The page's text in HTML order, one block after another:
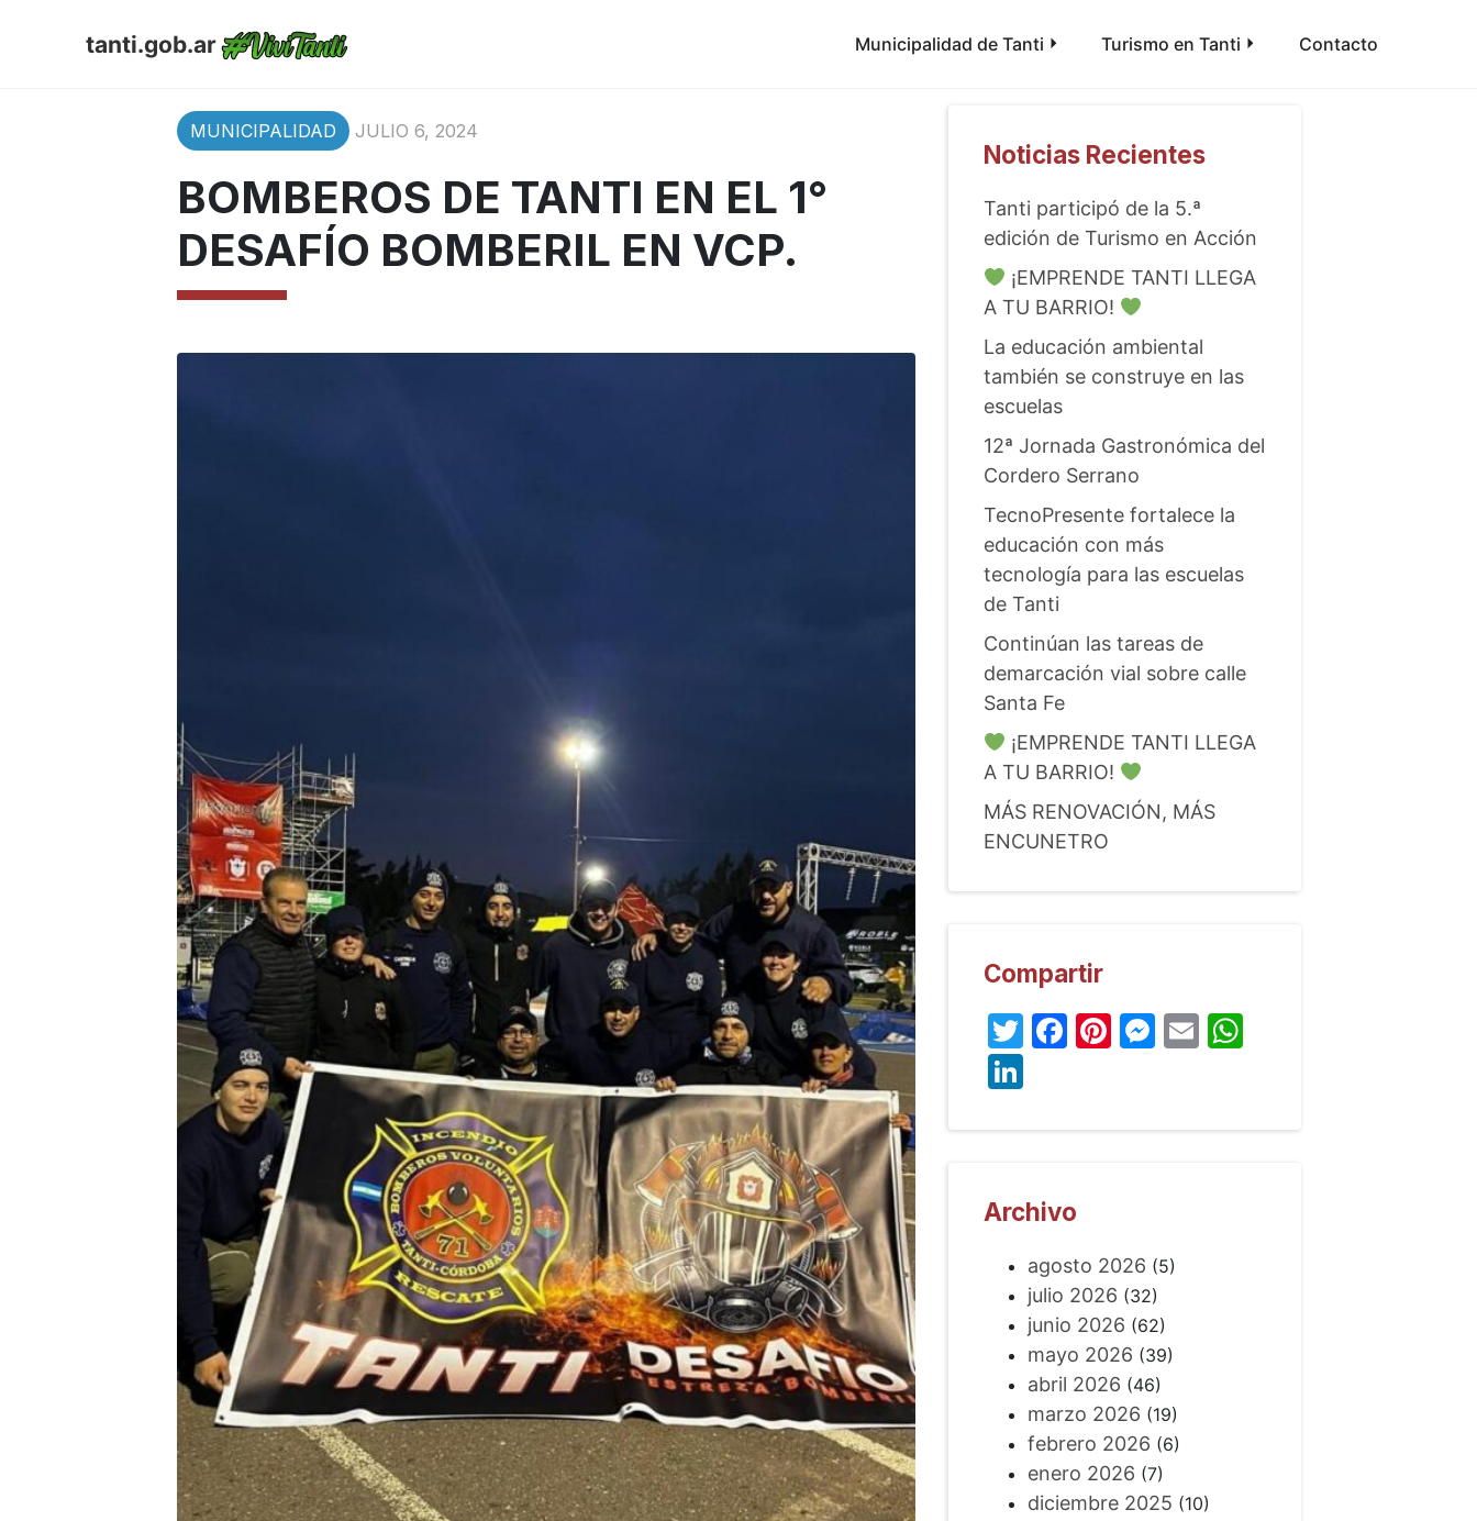
tanti.gob.ar Municipalidad de Tanti Turismo en Tanti Contacto
MUNICIPALIDAD JULIO 6, 2024
BOMBEROS DE TANTI EN EL 1°
DESAFÍO BOMBERIL EN VCP.
Noticias Recientes
Tanti participó de la 5.ª
edición de Turismo en Acción
¡EMPRENDE TANTI LLEGA
A TU BARRIO!
La educación ambiental
también se construye en las
escuelas
12ª Jornada Gastronómica del
Cordero Serrano
TecnoPresente fortalece la
educación con más
tecnología para las escuelas
de Tanti
Continúan las tareas de
demarcación vial sobre calle
Santa Fe
¡EMPRENDE TANTI LLEGA
A TU BARRIO!
MÁS RENOVACIÓN, MÁS
ENCUNETRO
Compartir
Twitter
Facebook
Pinterest
Messenger
EmailWhatsApp
LinkedIn
Archivo
agosto 2026 (5)
julio 2026 (32)
junio 2026 (62)
mayo 2026 (39)
abril 2026 (46)
marzo 2026 (19)
febrero 2026 (6)
enero 2026 (7)
diciembre 2025 (10)